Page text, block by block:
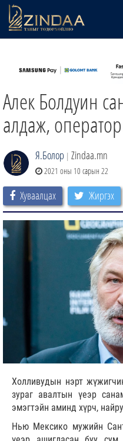
ТВ8
ӨГЛӨӨНИЙ СОНИН
ЗИНДАА СЭТГҮҮЛ
Алек Болдуин
алдаж,
Я.Болор | Zindaa.mn
2021 оны 10 сарын 22
Хуваалцах Жиргэх
Холливудын нэрт
зураг авалтын үеэр
эмэгтэйн аминд хүрч,
Нью Мексико мужийн